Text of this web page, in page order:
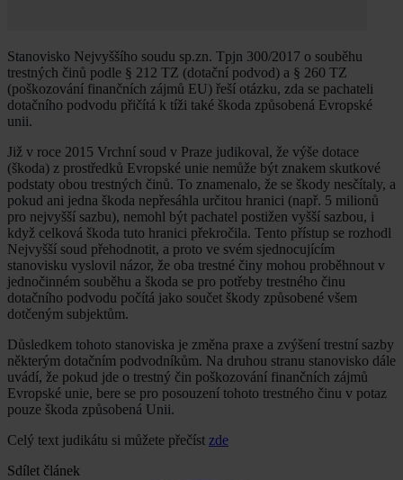
Stanovisko Nejvyššího soudu sp.zn. Tpjn 300/2017 o souběhu
trestných činů podle § 212 TZ (dotační podvod) a § 260 TZ
(poškozování finančních zájmů EU) řeší otázku, zda se pachateli
dotačního podvodu přičítá k tíži také škoda způsobená Evropské
unii.
Již v roce 2015 Vrchní soud v Praze judikoval, že výše dotace
(škoda) z prostředků Evropské unie nemůže být znakem skutkové
podstaty obou trestných činů. To znamenalo, že se škody nesčítaly, a
pokud ani jedna škoda nepřesáhla určitou hranici (např. 5 milionů
pro nejvyšší sazbu), nemohl být pachatel postižen vyšší sazbou, i
když celková škoda tuto hranici překročila. Tento přístup se rozhodl
Nejvyšší soud přehodnotit, a proto ve svém sjednocujícím
stanovisku vyslovil názor, že oba trestné činy mohou proběhnout v
jednočinném souběhu a škoda se pro potřeby trestného činu
dotačního podvodu počítá jako součet škody způsobené všem
dotčeným subjektům.
Důsledkem tohoto stanoviska je změna praxe a zvýšení trestní sazby
některým dotačním podvodníkům. Na druhou stranu stanovisko dále
uvádí, že pokud jde o trestný čin poškozování finančních zájmů
Evropské unie, bere se pro posouzení tohoto trestného činu v potaz
pouze škoda způsobená Unii.
Celý text judikátu si můžete přečíst zde
Sdílet článek